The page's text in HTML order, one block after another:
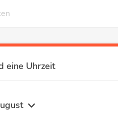
eine Uhrzeit